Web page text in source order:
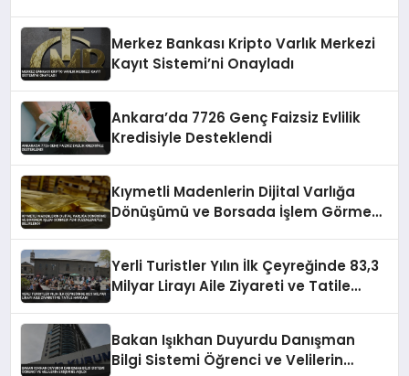
Merkez Bankası Kripto Varlık Merkezi
Kayıt Sistemi’ni Onayladı
Ankara’da 7726 Genç Faizsiz Evlilik
Kredisiyle Desteklendi
Kıymetli Madenlerin Dijital Varlığa
Dönüşümü ve Borsada İşlem Görmesi
Yerli Turistler Yılın İlk Çeyreğinde 83,3
Milyar Lirayı Aile Ziyareti ve Tatile
Bakan Işıkhan Duyurdu Danışman
Bilgi Sistemi Öğrenci ve Velilerin